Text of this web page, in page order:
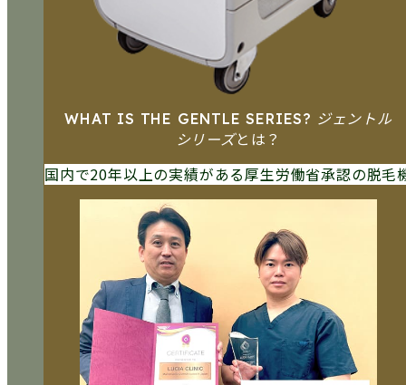
WHAT IS THE GENTLE SERIES? ジェントル
シリーズとは？
国内で20年以上の実績がある厚生労働省承認の脱毛